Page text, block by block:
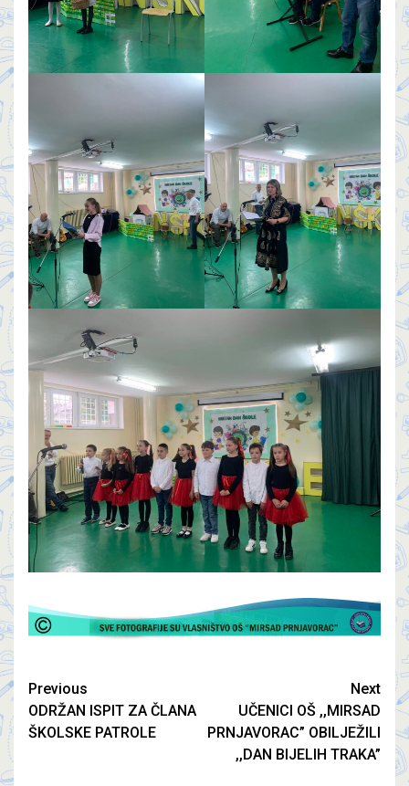
Previous
ODRŽAN ISPIT ZA ČLANA
ŠKOLSKE PATROLE
Next
UČENICI OŠ ,,MIRSAD
PRNJAVORAC” OBILJEŽILI
,,DAN BIJELIH TRAKA”